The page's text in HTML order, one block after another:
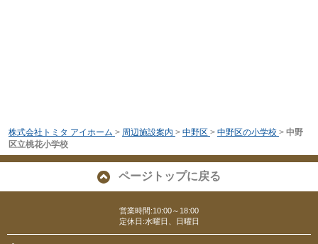
株式会社トミタ アイホーム > 周辺施設案内 > 中野区 > 中野区の小学校 > 中野
区立桃花小学校
ページトップに戻る
営業時間:10:00～18:00
定休日:水曜日、日曜日